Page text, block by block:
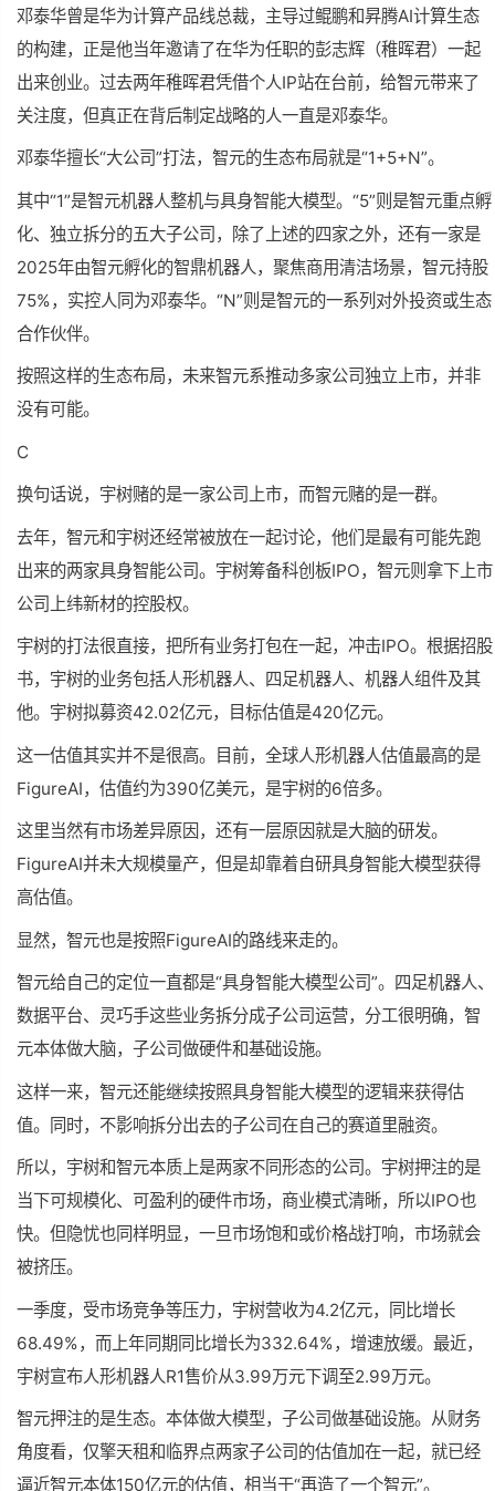
邓泰华曾是华为计算产品线总裁，主导过鲲鹏和昇腾AI计算生态
的构建，正是他当年邀请了在华为任职的彭志辉（稚晖君）一起
出来创业。过去两年稚晖君凭借个人IP站在台前，给智元带来了
关注度，但真正在背后制定战略的人一直是邓泰华。
邓泰华擅长“大公司”打法，智元的生态布局就是“1+5+N”。
其中“1”是智元机器人整机与具身智能大模型。“5”则是智元重点孵
化、独立拆分的五大子公司，除了上述的四家之外，还有一家是
2025年由智元孵化的智鼎机器人，聚焦商用清洁场景，智元持股
75%，实控人同为邓泰华。“N”则是智元的一系列对外投资或生态
合作伙伴。
按照这样的生态布局，未来智元系推动多家公司独立上市，并非
没有可能。
C
换句话说，宇树赌的是一家公司上市，而智元赌的是一群。
去年，智元和宇树还经常被放在一起讨论，他们是最有可能先跑
出来的两家具身智能公司。宇树筹备科创板IPO，智元则拿下上市
公司上纬新材的控股权。
宇树的打法很直接，把所有业务打包在一起，冲击IPO。根据招股
书，宇树的业务包括人形机器人、四足机器人、机器人组件及其
他。宇树拟募资42.02亿元，目标估值是420亿元。
这一估值其实并不是很高。目前，全球人形机器人估值最高的是
FigureAI，估值约为390亿美元，是宇树的6倍多。
这里当然有市场差异原因，还有一层原因就是大脑的研发。
FigureAI并未大规模量产，但是却靠着自研具身智能大模型获得
高估值。
显然，智元也是按照FigureAI的路线来走的。
智元给自己的定位一直都是“具身智能大模型公司”。四足机器人、
数据平台、灵巧手这些业务拆分成子公司运营，分工很明确，智
元本体做大脑，子公司做硬件和基础设施。
这样一来，智元还能继续按照具身智能大模型的逻辑来获得估
值。同时，不影响拆分出去的子公司在自己的赛道里融资。
所以，宇树和智元本质上是两家不同形态的公司。宇树押注的是
当下可规模化、可盈利的硬件市场，商业模式清晰，所以IPO也
快。但隐忧也同样明显，一旦市场饱和或价格战打响，市场就会
被挤压。
一季度，受市场竞争等压力，宇树营收为4.2亿元，同比增长
68.49%，而上年同期同比增长为332.64%，增速放缓。最近，
宇树宣布人形机器人R1售价从3.99万元下调至2.99万元。
智元押注的是生态。本体做大模型，子公司做基础设施。从财务
角度看，仅擎天租和临界点两家子公司的估值加在一起，就已经
逼近智元本体150亿元的估值，相当于“再造了一个智元”。